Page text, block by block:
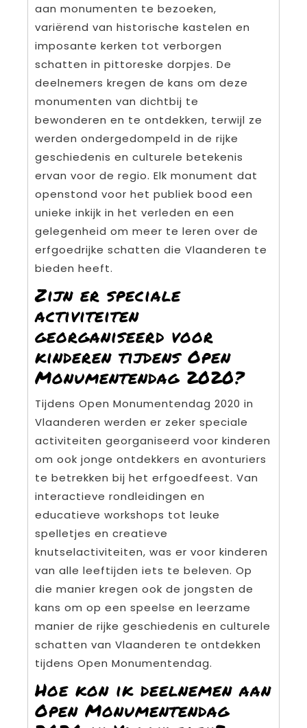
aan monumenten te bezoeken,
variërend van historische kastelen en
imposante kerken tot verborgen
schatten in pittoreske dorpjes. De
deelnemers kregen de kans om deze
monumenten van dichtbij te
bewonderen en te ontdekken, terwijl ze
werden ondergedompeld in de rijke
geschiedenis en culturele betekenis
ervan voor de regio. Elk monument dat
openstond voor het publiek bood een
unieke inkijk in het verleden en een
gelegenheid om meer te leren over de
erfgoedrijke schatten die Vlaanderen te
bieden heeft.
Zijn er speciale
activiteiten
georganiseerd voor
kinderen tijdens Open
Monumentendag 2020?
Tijdens Open Monumentendag 2020 in
Vlaanderen werden er zeker speciale
activiteiten georganiseerd voor kinderen
om ook jonge ontdekkers en avonturiers
te betrekken bij het erfgoedfeest. Van
interactieve rondleidingen en
educatieve workshops tot leuke
spelletjes en creatieve
knutselactiviteiten, was er voor kinderen
van alle leeftijden iets te beleven. Op
die manier kregen ook de jongsten de
kans om op een speelse en leerzame
manier de rijke geschiedenis en culturele
schatten van Vlaanderen te ontdekken
tijdens Open Monumentendag.
Hoe kon ik deelnemen aan
Open Monumentendag